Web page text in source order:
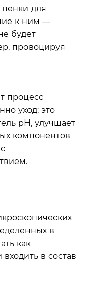
для
к ним —
будет
провоцируя
процесс
уход: это
рН, улучшает
компонентов
в
как
в состав